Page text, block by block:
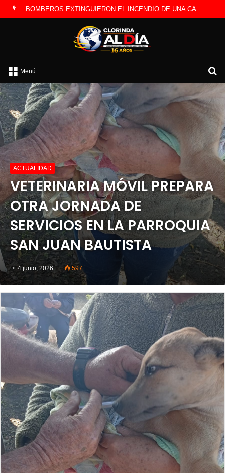
Menú
ACTUALIDAD
VETERINARIA MÓVIL PREPARA
OTRA JORNADA DE
SERVICIOS EN LA PARROQUIA
SAN JUAN BAUTISTA
4 junio, 2026 597